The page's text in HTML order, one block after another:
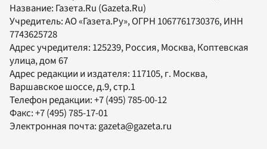
Название: Газета.Ru (Gazeta.Ru)
Учредитель:АО «Газета.Ру», ОГРН 1067761730376, ИНН
7743625728
Адрес учредителя: 125239, Россия, Москва, Коптевская
улица, дом 67
Адрес редакции и издателя: 117105, г. Москва,
Варшавское шоссе, д.9, стр.1
Телефон редакции:+7 (495) 785-00-12
Факс:+7 (495) 785-17-01
Электронная почта:gazeta@gazeta.ru